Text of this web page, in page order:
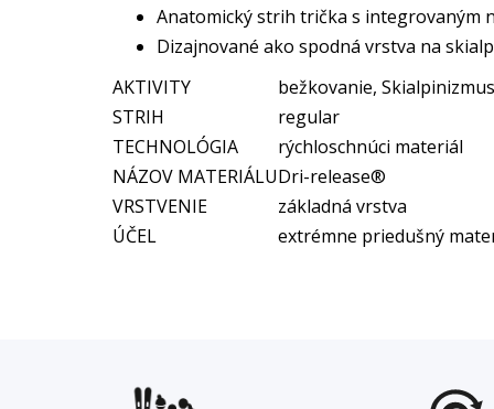
Anatomický strih trička s integrovaným
Dizajnované ako spodná vrstva na
AKTIVITY
bežkovanie, Skialpinizmus
STRIH
regular
TECHNOLÓGIA
rýchloschnúci materiál
NÁZOV MATERIÁLUDri-release®
VRSTVENIE
základná vrstva
ÚČEL
extrémne priedušný